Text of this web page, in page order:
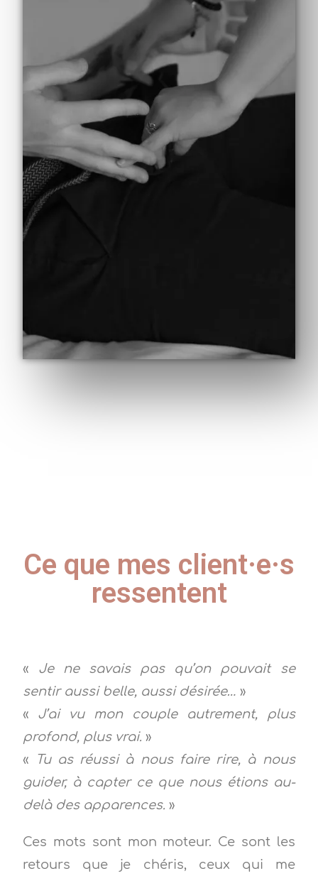
Ce que mes client·e·s
ressentent
« Je ne savais pas qu’on pouvait se
sentir aussi belle, aussi désirée… »
« J’ai vu mon couple autrement, plus
profond, plus vrai. »
«
Tu as réussi à nous faire rire, à nous
guider, à capter ce que nous étions au-
delà des apparences. »
Ces mots sont mon moteur. Ce sont les
retours que je chéris, ceux qui me